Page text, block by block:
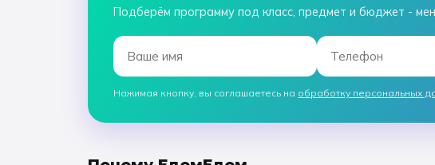
Подберём программу под класс, предмет и бюджет -
Нажимая кнопку, вы соглашаетесь на обработку персональных